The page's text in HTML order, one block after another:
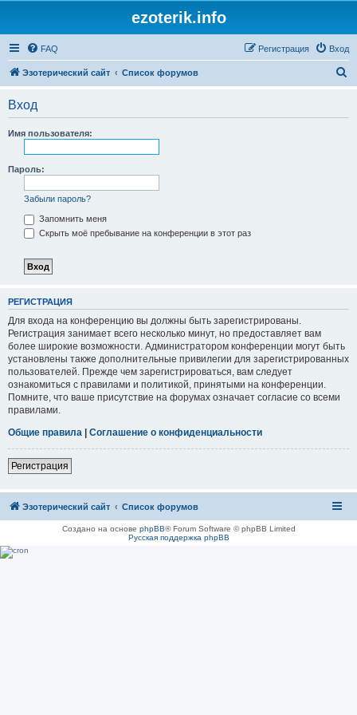
ezoterik.info
FAQ Вход
Регистрация
Эзотерический сайт Список форумов
Вход
Имя пользователя:
Пароль:
Забыли пароль?
Запомнить меня
Скрыть моё пребывание на конференции в этот раз
РЕГИСТРАЦИЯ
Для входа на конференцию вы должны быть зарегистрированы.
Регистрация занимает всего несколько минут, но предоставляет вам
более широкие возможности. Администратором конференции могут быть
установлены также дополнительные привилегии для зарегистрированных
пользователей. Прежде чем зарегистрироваться, вам следует
ознакомиться с правилами и политикой, принятыми на конференции.
Помните, что ваше присутствие на форумах означает согласие со всеми
правилами.
Общие правила | Соглашение о конфиденциальности
Регистрация
Эзотерический сайт Список форумов
Создано на основе phpBB® Forum Software © phpBB Limited
Русская поддержка phpBB